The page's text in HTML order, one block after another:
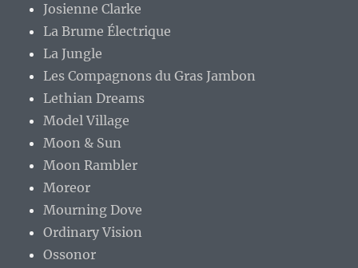
Josienne Clarke
La Brume Électrique
La Jungle
Les Compagnons du Gras Jambon
Lethian Dreams
Model Village
Moon & Sun
Moon Rambler
Moreor
Mourning Dove
Ordinary Vision
Ossonor